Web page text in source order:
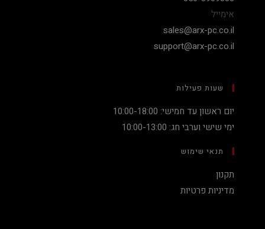
אימייל
sales@arx-pc.co.il
support@arx-pc.co.il
שעות פעילות
יום ראשון עד חמישי: 10:00-18:00
ימי שישי וערבי חג: 10:00-13:00
תנאי שימוש
תקנון
מדיניות פרטיות